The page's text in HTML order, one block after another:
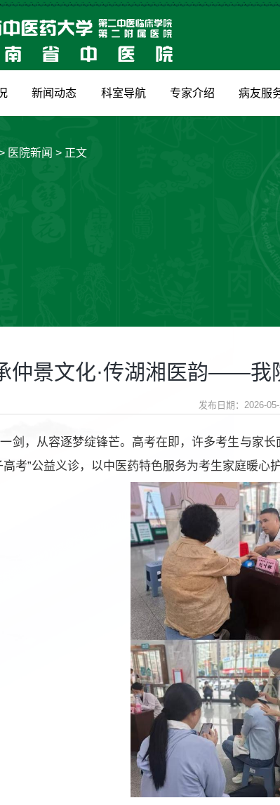
新闻动态 科室导航 专家介绍 病友服
医院新闻 > 正文
仲景文化·传湖湘医韵——我
发布日期：2026-
剑，从容逐梦绽锋芒。高考在即，许多考生与家
考”公益义诊，以中医药特色服务为考生家庭暖心护